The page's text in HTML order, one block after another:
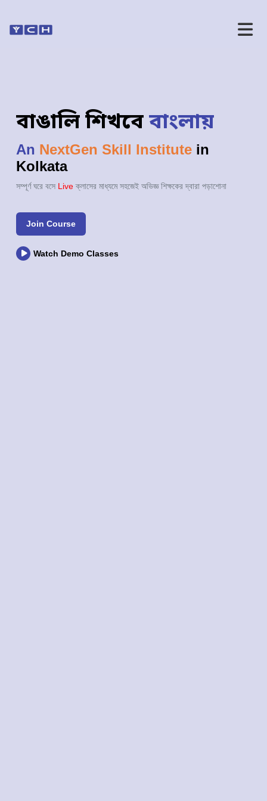
বাঙালি শিখবেবাংলায়
An NextGen Skill Institute in
Kolkata
সম্পূর্ণ ঘরে বসে Liveক্লাসের মাধ্যমে সহজেই অভিজ্ঞ শিক্ষকের দ্বারা পড়াশোনা
Join Course
Watch Demo Classes